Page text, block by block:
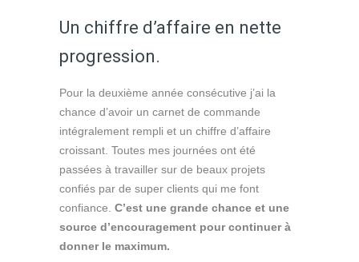
Un chiffre d’affaire en nette
progression.
Pour la deuxième année consécutive j’ai la
chance d’avoir un carnet de commande
intégralement rempli et un chiffre d’affaire
croissant. Toutes mes journées ont été
passées à travailler sur de beaux projets
confiés par de super clients qui me font
confiance. C’est une grande chance et une
source d’encouragement pour continuer à
donner le maximum.